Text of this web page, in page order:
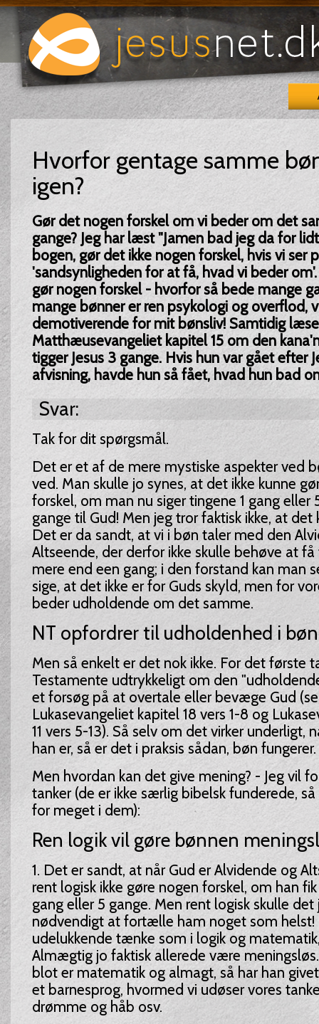
Hvorfor gentage samme
igen?
Gør det nogen forskel om vi beder om det
gange? Jeg har læst "Jamen bad jeg da for
bogen, gør det ikke nogen forskel, hvis vi ser
'sandsynligheden for at få, hvad vi beder
gør nogen forskel - hvorfor så bede mange
mange bønner er ren psykologi og overflod,
demotiverende for mit bønsliv! Samtidig
Matthæusevangeliet kapitel 15 om den
tigger Jesus 3 gange. Hvis hun var gået efter
afvisning, havde hun så fået, hvad hun bad
Svar:
Tak for dit spørgsmål.
Det er et af de mere mystiske aspekter ved
ved. Man skulle jo synes, at det ikke kunne
forskel, om man nu siger tingene 1 gang eller
gange til Gud! Men jeg tror faktisk ikke, at det
Det er da sandt, at vi i bøn taler med den
Altseende, der derfor ikke skulle behøve at
mere end een gang; i den forstand kan man
sige, at det ikke er for Guds skyld, men for
beder udholdende om det samme.
NT opfordrer til udholdenhed i
Men så enkelt er det nok ikke. For det første
Testamente udtrykkeligt om den
et forsøg på at overtale eller bevæge Gud
Lukasevangeliet kapitel 18 vers 1-8 og
11 vers 5-13). Så selv om det virker underligt,
han er, så er det i praksis sådan, bøn fungerer.
Men hvordan kan det give mening? - Jeg vil
tanker (de er ikke særlig bibelsk funderede,
for meget i dem):
Ren logik vil gøre bønnen
1. Det er sandt, at når Gud er Alvidende og
rent logisk ikke gøre nogen forskel, om han
gang eller 5 gange. Men rent logisk skulle
nødvendigt at fortælle ham noget som helst!
udelukkende tænke som i logik og
Almægtig jo faktisk allerede være
blot er matematik og almagt, så har han
et barnesprog, hvormed vi udøser vores
drømme og håb osv.